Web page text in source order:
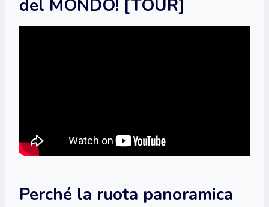
del MONDO! [TOUR]
Perché la ruota panoramica